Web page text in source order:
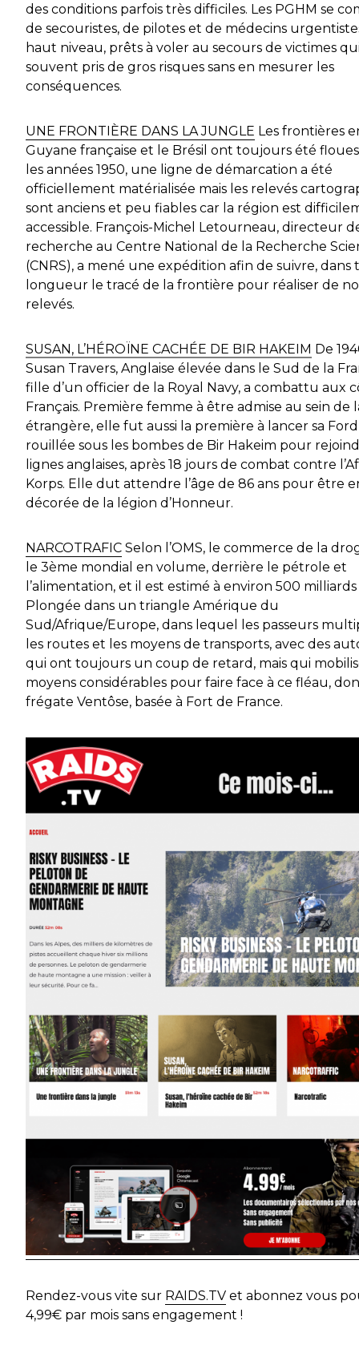
des conditions parfois très difficiles. Les PGHM se
de secouristes, de pilotes et de médecins
haut niveau, prêts à voler au secours de victimes
souvent pris de gros risques sans en mesurer les
conséquences.
UNE FRONTIÈRE DANS LA JUNGLE Les frontières
Guyane française et le Brésil ont toujours été
les années 1950, une ligne de démarcation a été
officiellement matérialisée mais les relevés
sont anciens et peu fiables car la région est
accessible. François-Michel Letourneau, directeur
recherche au Centre National de la Recherche
(CNRS), a mené une expédition afin de suivre, dans
longueur le tracé de la frontière pour réaliser de
relevés.
SUSAN, L’HÉROÏNE CACHÉE DE BIR HAKEIM De
Susan Travers, Anglaise élevée dans le Sud de la
fille d’un officier de la Royal Navy, a combattu aux
Français. Première femme à être admise au sein de
étrangère, elle fut aussi la première à lancer sa Ford
rouillée sous les bombes de Bir Hakeim pour
lignes anglaises, après 18 jours de combat contre
Korps. Elle dut attendre l’âge de 86 ans pour être
décorée de la légion d’Honneur.
NARCOTRAFIC Selon l’OMS, le commerce de la
le 3ème mondial en volume, derrière le pétrole et
l’alimentation, et il est estimé à environ 500 milliards
Plongée dans un triangle Amérique du
Sud/Afrique/Europe, dans lequel les passeurs
les routes et les moyens de transports, avec des
qui ont toujours un coup de retard, mais qui
moyens considérables pour faire face à ce fléau,
frégate Ventôse, basée à Fort de France.
Rendez-vous vite sur RAIDS.TV et abonnez vous
4,99€ par mois sans engagement !